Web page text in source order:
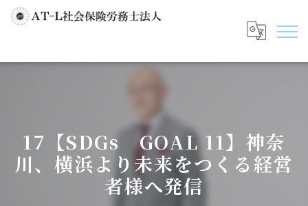
17【SDGs GOAL 11】神奈
川、横浜より未来をつくる経営
者様へ発信